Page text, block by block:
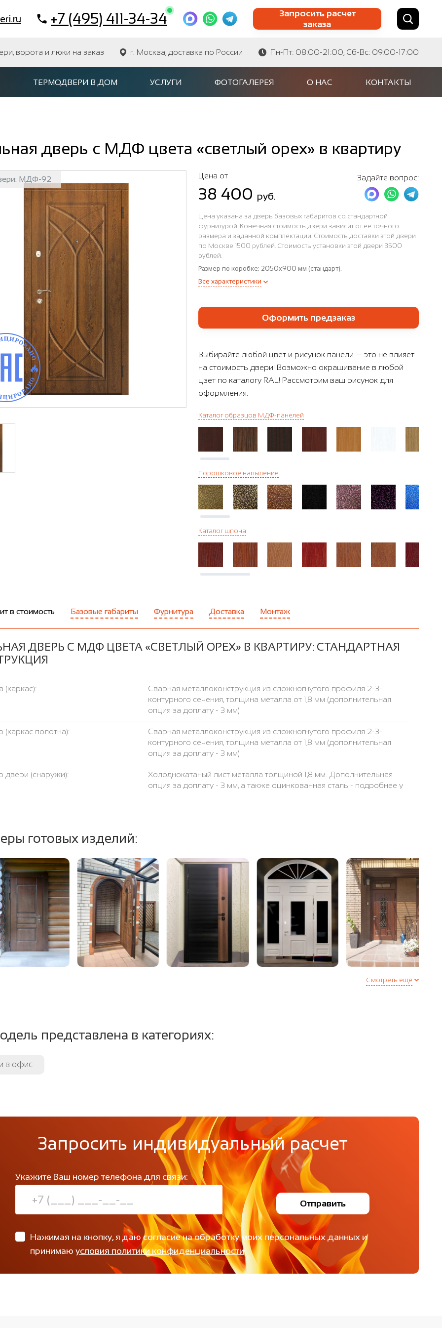
+7 (495) 411-34-34
Запросить расчет
заказа
Найти по сайту Найти по артикулу
ворота и люки на заказ г. Москва, доставка по России Пн-Пт: 08:00-21:00, Сб-Вс: 09:00-17:00
ТЕРМОДВЕРИ В ДОМ УСЛУГИ ФОТОГАЛЕРЕЯ О НАС КОНТАКТЫ
дверь с МДФ цвета «светлый орех» в квартиру
МДФ-92 Цена от
38 400 руб.
Задайте вопрос:
Цена указана за дверь базовых габаритов со стандартной
фурнитурой. Конечная стоимость двери зависит от ее точного
размера и заданной комплектации. Стоимость доставки этой двери
по Москве 1500 рублей. Стоимость установки этой двери 3500
рублей.
Размер по коробке: 2050x900 мм (стандарт).
Все характеристики
Оформить предзаказ
Выбирайте любой цвет и рисунок панели — это не влияет
на стоимость двери! Возможно окрашивание в любой
цвет по каталогу RAL! Рассмотрим ваш рисунок для
оформления.
Каталог образцов МДФ-панелей
Порошковое напыление
Каталог шпона
в стоимость Базовые габариты Фурнитура Доставка Монтаж
ДВЕРЬ С МДФ ЦВЕТА «СВЕТЛЫЙ ОРЕХ» В КВАРТИРУ: СТАНДАРТНАЯ
(каркас):
Сварная металлоконструкция из сложногнутого профиля 2-3-
контурного сечения, толщина металла от 1,8 мм (дополнительная
опция за доплату - 3 мм)
(каркас полотна):
Сварная металлоконструкция из сложногнутого профиля 2-3-
контурного сечения, толщина металла от 1,8 мм (дополнительная
опция за доплату - 3 мм)
двери (снаружи):
Холоднокатаный лист металла толщиной 1,8 мм. Дополнительная
опция за доплату - 3 мм, а также оцинкованная сталь - подробнее у
вашего размера:
Любое. Цена двери указана за стандартный (2050x900 мм)
размер
изоляция: Пенополистирол, минплита
открывания: левое / правое, наружнее / внутреннее
180 градусов
2 контура уплотнителя (Е + D) по периметру двери или 3 контура в
т.ч. магнитный (дополнительная опция)
готовых изделий:
Смотреть ещё
представлена в категориях:
в офис
Запросить индивидуальный расчет
Укажите Ваш номер телефона для связи:
Отправить
Нажимая на кнопку, я даю согласие на обработку моих персональных данных и
принимаю условия политики конфиденциальности.